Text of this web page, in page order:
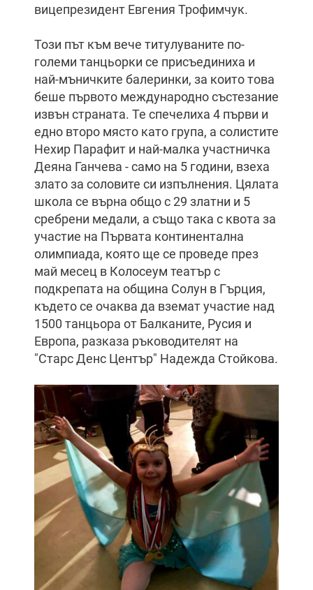
вицепрезидент Евгения Трофимчук.
Този път към вече титулуваните по-
големи танцьорки се присъединиха и
най-мъничките балеринки, за които това
беше първото международно състезание
извън страната. Те спечелиха 4 първи и
едно второ място като група, а солистите
Нехир Парафит и най-малка участничка
Деяна Ганчева - само на 5 години, взеха
злато за соловите си изпълнения. Цялата
школа се върна общо с 29 златни и 5
сребрени медали, а също така с квота за
участие на Първата континентална
олимпиада, която ще се проведе през
май месец в Колосеум театър с
подкрепата на община Солун в Гърция,
където се очаква да вземат участие над
1500 танцьора от Балканите, Русия и
Европа, разказа ръководителят на
"Старс Денс Център" Надежда Стойкова.